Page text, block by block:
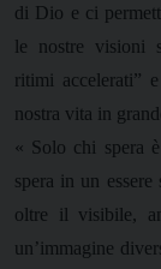
di Dio e ci
le nostre visioni
ritimi accelerati”
nostra vita in
« Solo chi spera
spera in un
oltre il visibile,
un’immagine